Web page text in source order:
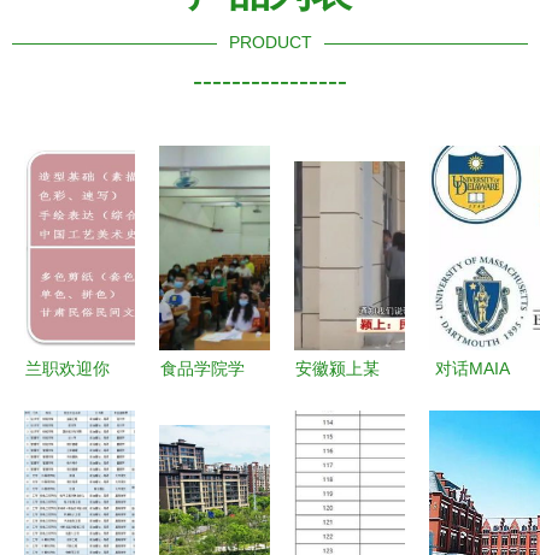
PRODUCT
----------------
兰职欢迎你
技师学院明
日开始报
名，你还在
等什么？
食品学院学
满落幕，新
生力量集结
待发
安徽颍上某
停，两千学
子开学在即
求学无门
对话MAIA
入学行前召
集令，就在
明天！